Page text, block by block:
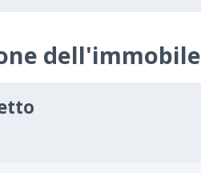
dell'immobile